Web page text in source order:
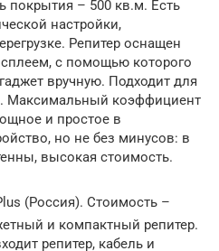
покрытия – 500 кв.м. Есть
настройки,
Репитер оснащен
с помощью которого
вручную. Подходит для
Максимальный коэффициент
и простое в
но не без минусов: в
высокая стоимость.
(Россия). Стоимость –
и компактный репитер.
репитер, кабель и